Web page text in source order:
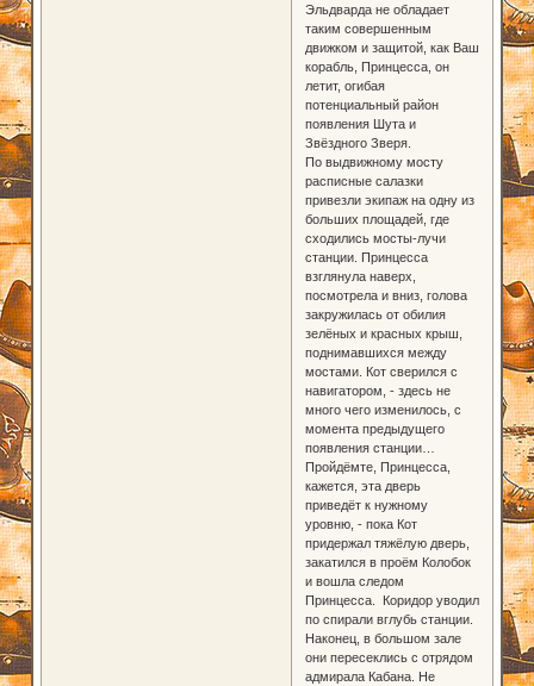
Эльдварда не обладает
таким совершенным
движком и защитой, как Ваш
корабль, Принцесса, он
летит, огибая
потенциальный район
появления Шута и
Звёздного Зверя.
По выдвижному мосту
расписные салазки
привезли экипаж на одну из
больших площадей, где
сходились мосты-лучи
станции. Принцесса
взглянула наверх,
посмотрела и вниз, голова
закружилась от обилия
зелёных и красных крыш,
поднимавшихся между
мостами. Кот сверился с
навигатором, - здесь не
много чего изменилось, с
момента предыдущего
появления станции…
Пройдёмте, Принцесса,
кажется, эта дверь
приведёт к нужному
уровню, - пока Кот
придержал тяжёлую дверь,
закатился в проём Колобок
и вошла следом
Принцесса. Коридор уводил
по спирали вглубь станции.
Наконец, в большом зале
они пересеклись с отрядом
адмирала Кабана. Не